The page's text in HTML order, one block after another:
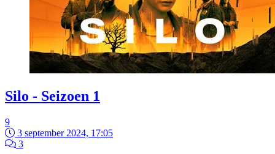
Silo - Seizoen 1
9
3 september 2024, 17:05
3